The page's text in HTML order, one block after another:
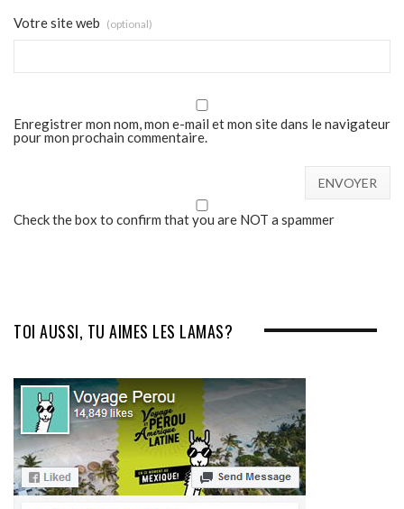
Votre site web (optional)
Enregistrer mon nom, mon e-mail et mon site dans le navigateur
pour mon prochain commentaire.
Check the box to confirm that you are NOT a spammer
TOI AUSSI, TU AIMES LES LAMAS?